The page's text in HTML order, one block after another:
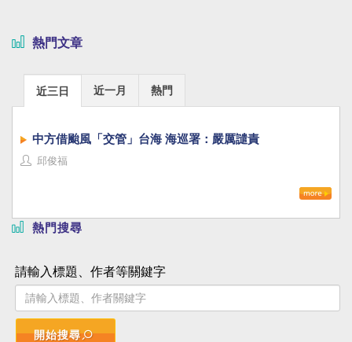
熱門文章
近三日 近一月 熱門
中方借颱風「交管」台海 海巡署：嚴厲譴責
邱俊福
熱門搜尋
請輸入標題、作者等關鍵字
開始搜尋